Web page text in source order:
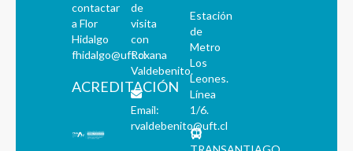
contactar
a Flor
Hidalgo
fhidalgo@uft.cl
ACREDITACIÓN
de
visita
con
Roxana
Valdebenito.
Email:
rvaldebenito@uft.cl
Estación
de
Metro
Los
Leones.
Línea
1/6.